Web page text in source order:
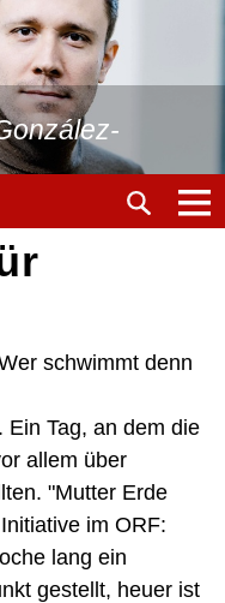
schwimmt denn
Tag, an dem die
allem über
"Mutter Erde
im ORF:
lang ein
gestellt, heuer ist